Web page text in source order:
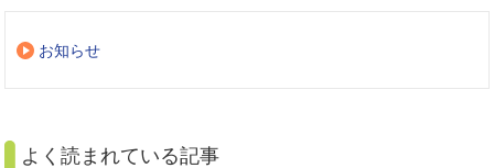
お知らせ
よく読まれている記事